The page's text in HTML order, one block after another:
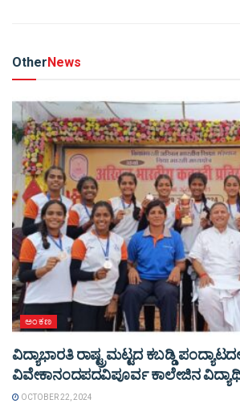
Other News
ಅಂಕಣ
ವಿದ್ಯಾಭಾರತಿ ರಾಷ್ಟ್ರಮಟ್ಟದ ಕಬಡ್ಡಿ
ವಿವೇಕಾನಂದಪದವಿಪೂರ್ವ ಕಾಲೇಜಿನ
OCTOBER 22, 2024